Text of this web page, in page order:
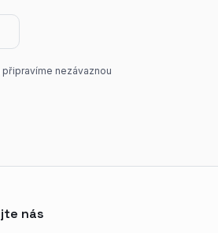
nezávaznou
nás